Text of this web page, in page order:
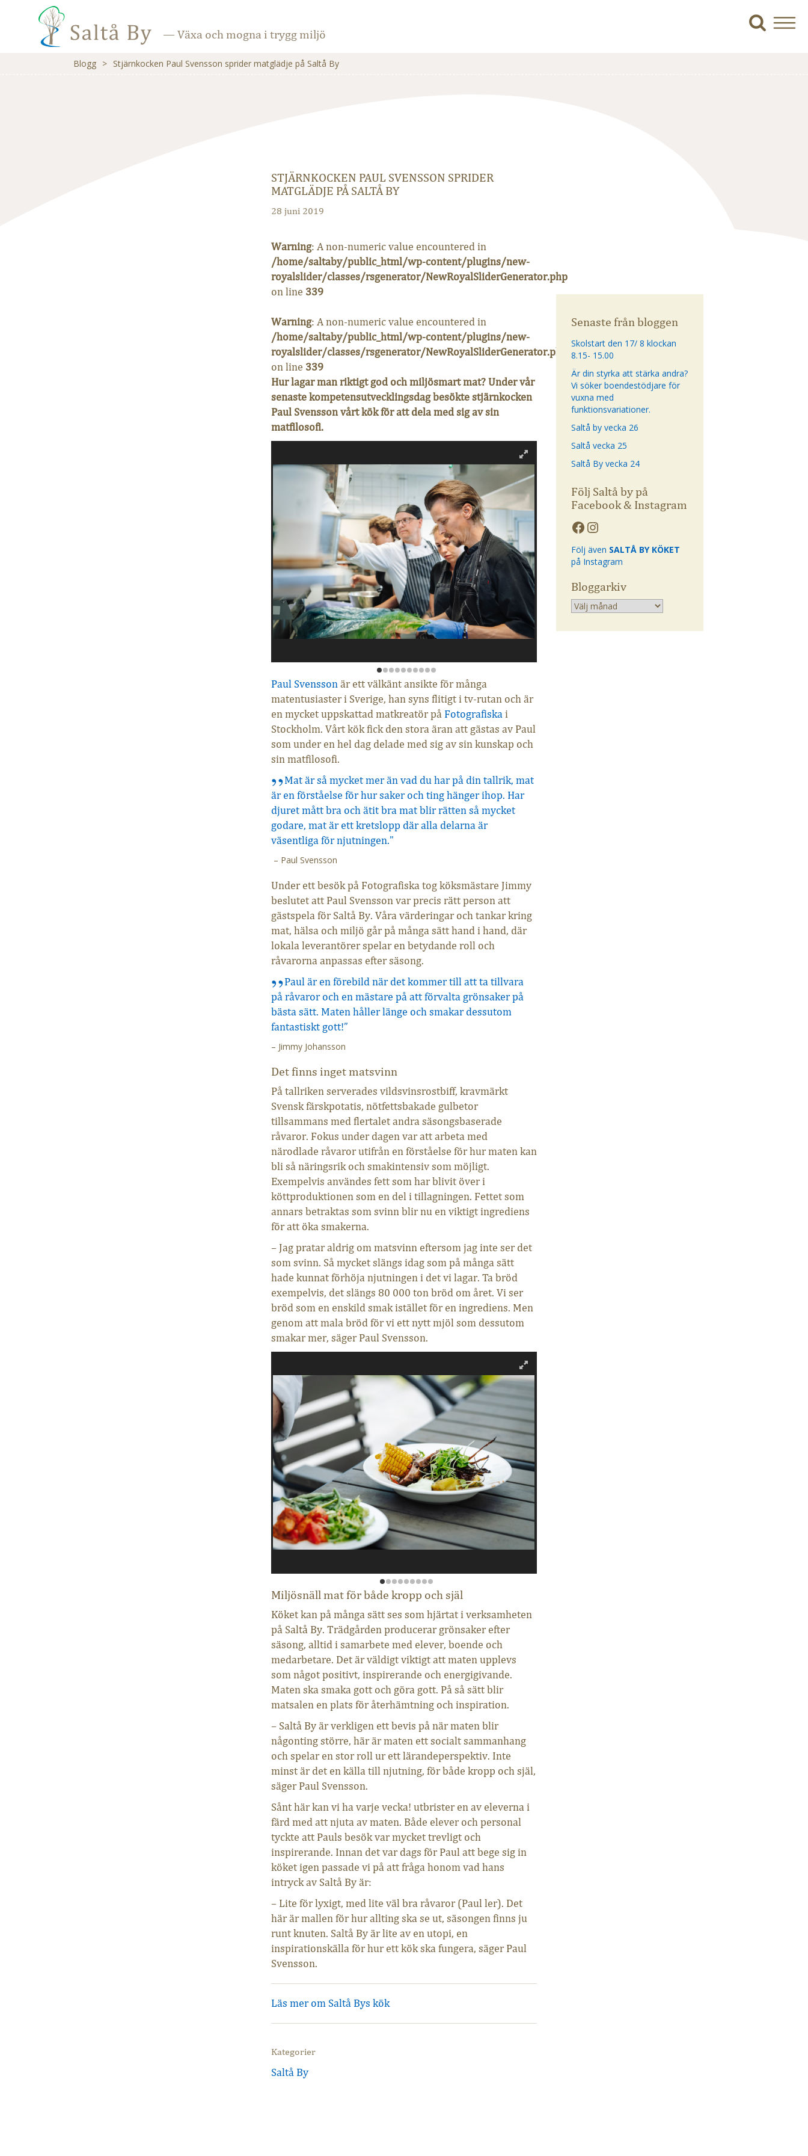
— Växa och mogna i trygg miljö
Blogg > Stjärnkocken Paul Svensson sprider matglädje på Saltå By
STJÄRNKOCKEN PAUL SVENSSON SPRIDER
MATGLÄDJE PÅ SALTÅ BY
28 juni 2019
Warning: A non-numeric value encountered in
/home/saltaby/public_html/wp-content/plugins/new-
royalslider/classes/rsgenerator/NewRoyalSliderGenerator.php
on line 339
Warning: A non-numeric value encountered in
/home/saltaby/public_html/wp-content/plugins/new-
royalslider/classes/rsgenerator/NewRoyalSliderGenerator.php
on line 339
Hur lagar man riktigt god och miljösmart mat? Under vår
senaste kompetensutvecklingsdag besökte stjärnkocken
Paul Svensson vårt kök för att dela med sig av sin
matfilosofi.
Paul Svenssonär ett välkänt ansikte för många
matentusiaster i Sverige, han syns flitigt i tv-rutan och är
en mycket uppskattad matkreatör på Fotografiskai
Stockholm. Vårt kök fick den stora äran att gästas av Paul
som under en hel dag delade med sig av sin kunskap och
sin matfilosofi.
Mat är så mycket mer än vad du har på din tallrik, mat
är en förståelse för hur saker och ting hänger ihop. Har
djuret mått bra och ätit bra mat blir rätten så mycket
godare, mat är ett kretslopp där alla delarna är
väsentliga för njutningen.”
– Paul Svensson
Under ett besök på Fotografiska tog köksmästare Jimmy
beslutet att Paul Svensson var precis rätt person att
gästspela för Saltå By. Våra värderingar och tankar kring
mat, hälsa och miljö går på många sätt hand i hand, där
lokala leverantörer spelar en betydande roll och
råvarorna anpassas efter säsong.
Paul är en förebild när det kommer till att ta tillvara
på råvaror och en mästare på att förvalta grönsaker på
bästa sätt. Maten håller länge och smakar dessutom
fantastiskt gott!”
– Jimmy Johansson
Det finns inget matsvinn
På tallriken serverades vildsvinsrostbiff, kravmärkt
Svensk färskpotatis, nötfettsbakade gulbetor
tillsammans med flertalet andra säsongsbaserade
råvaror. Fokus under dagen var att arbeta med
närodlade råvaror utifrån en förståelse för hur maten kan
bli så näringsrik och smakintensiv som möjligt.
Exempelvis användes fett som har blivit över i
köttproduktionen som en del i tillagningen. Fettet som
annars betraktas som svinn blir nu en viktigt ingrediens
för att öka smakerna.
– Jag pratar aldrig om matsvinn eftersom jag inte ser det
som svinn. Så mycket slängs idag som på många sätt
hade kunnat förhöja njutningen i det vi lagar. Ta bröd
exempelvis, det slängs 80 000 ton bröd om året. Vi ser
bröd som en enskild smak istället för en ingrediens. Men
genom att mala bröd för vi ett nytt mjöl som dessutom
smakar mer, säger Paul Svensson.
Miljösnäll mat för både kropp och själ
Köket kan på många sätt ses som hjärtat i verksamheten
på Saltå By. Trädgården producerar grönsaker efter
säsong, alltid i samarbete med elever, boende och
medarbetare. Det är väldigt viktigt att maten upplevs
som något positivt, inspirerande och energigivande.
Maten ska smaka gott och göra gott. På så sätt blir
matsalen en plats för återhämtning och inspiration.
– Saltå By är verkligen ett bevis på när maten blir
någonting större, här är maten ett socialt sammanhang
och spelar en stor roll ur ett lärandeperspektiv. Inte
minst är det en källa till njutning, för både kropp och själ,
säger Paul Svensson.
Sånt här kan vi ha varje vecka! utbrister en av eleverna i
färd med att njuta av maten. Både elever och personal
tyckte att Pauls besök var mycket trevligt och
inspirerande. Innan det var dags för Paul att bege sig in
köket igen passade vi på att fråga honom vad hans
intryck av Saltå By är:
– Lite för lyxigt, med lite väl bra råvaror (Paul ler). Det
här är mallen för hur allting ska se ut, säsongen finns ju
runt knuten. Saltå By är lite av en utopi, en
inspirationskälla för hur ett kök ska fungera, säger Paul
Svensson.
Läs mer om Saltå Bys kök
Kategorier
Saltå By
Senaste från bloggen
Skolstart den 17/ 8 klockan
8.15- 15.00
Är din styrka att stärka andra?
Vi söker boendestödjare för
vuxna med
funktionsvariationer.
Saltå by vecka 26
Saltå vecka 25
Saltå By vecka 24
Följ Saltå by på
Facebook & Instagram
Följ även SALTÅ BY KÖKET
på Instagram
Bloggarkiv
Arkiv